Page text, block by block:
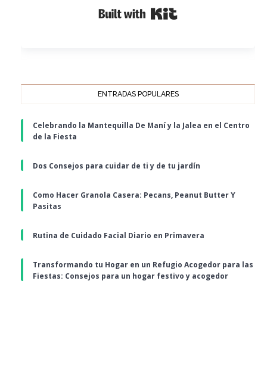
ENTRADAS POPULARES
Celebrando la Mantequilla De Maní y la Jalea en el Centro
de la Fiesta
Dos Consejos para cuidar de ti y de tu jardín
Como Hacer Granola Casera: Pecans, Peanut Butter Y
Pasitas
Rutina de Cuidado Facial Diario en Primavera
Transformando tu Hogar en un Refugio Acogedor para las
Fiestas: Consejos para un hogar festivo y acogedor